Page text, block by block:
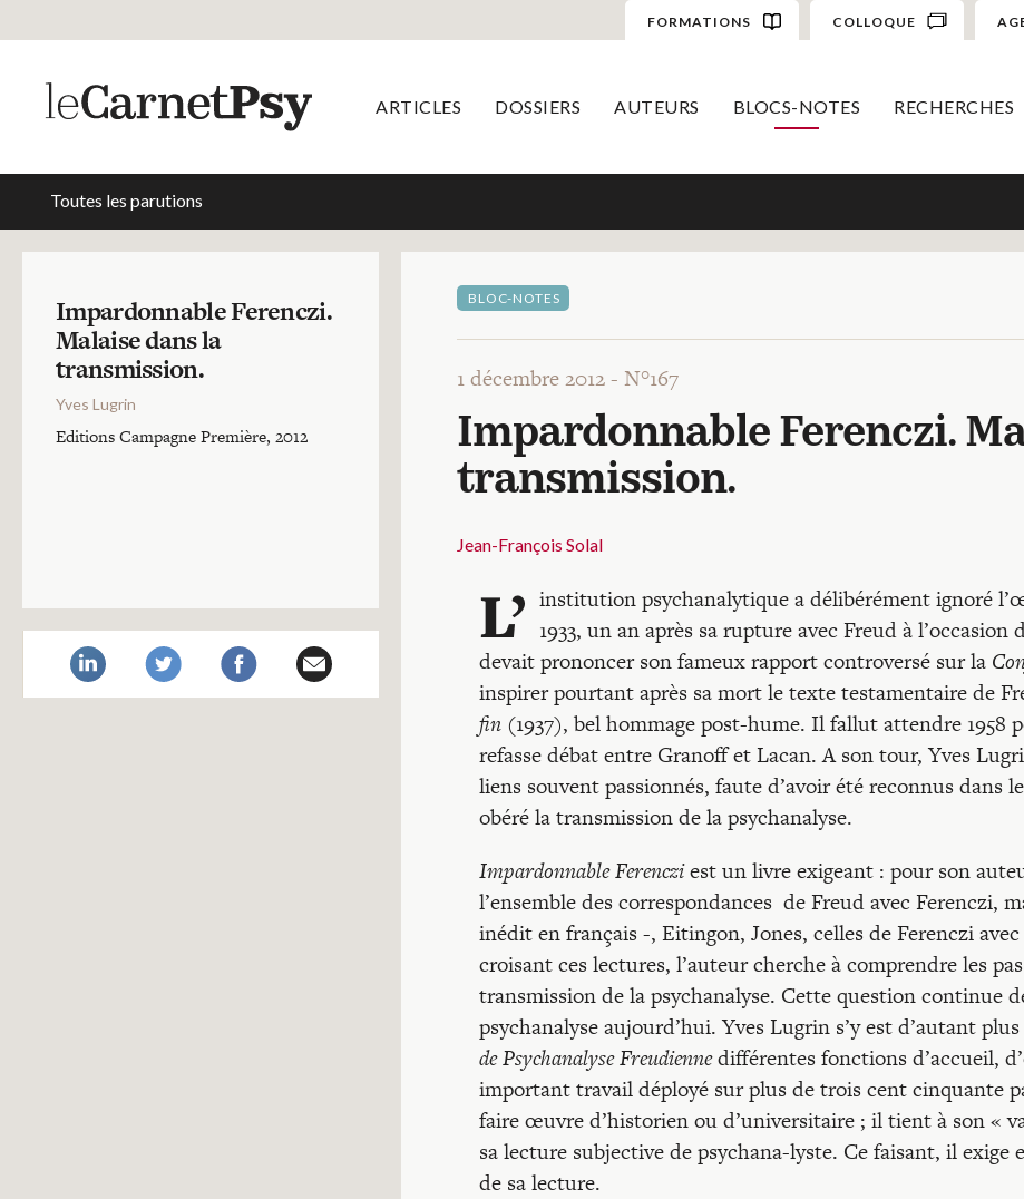
FORMATIONS COLLOQUE
ARTICLES DOSSIERS AUTEURS BLOCS-NOTES RECHERCHES
Toutes les parutions
Impardonnable Ferenczi.
Malaise dans la
transmission.
Yves Lugrin
Editions Campagne Première, 2012
BLOC-NOTES
1 décembre 2012 - N°167
Impardonnable Ferenczi.
transmission.
Jean-François Solal
L’ institution psychanalytique a délibérément ignoré
1933, un an après sa rupture avec Freud à
devait prononcer son fameux rapport controversé sur la
inspirer pourtant après sa mort le texte testamentaire de
fin (1937), bel hommage post-hume. Il fallut attendre 1958
refasse débat entre Granoff et Lacan. A son tour, Yves
liens souvent passionnés, faute d’avoir été reconnus
obéré la transmission de la psychanalyse.
Impardonnable Ferencziest un livre exigeant : pour son
l’ensemble des correspondances de Freud avec Ferenczi,
inédit en français -, Eitingon, Jones, celles de Ferenczi
croisant ces lectures, l’auteur cherche à comprendre les
transmission de la psychanalyse. Cette question continue
psychanalyse aujourd’hui. Yves Lugrin s’y est d’autant
de Psychanalyse Freudiennedifférentes fonctions d’accueil,
important travail déployé sur plus de trois cent cinquante
faire œuvre d’historien ou d’universitaire ; il tient à son «
sa lecture subjective de psychana-lyste. Ce faisant, il
de sa lecture.